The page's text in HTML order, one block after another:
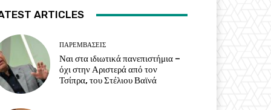
ARTICLES
ΠΑΡΕΜΒΑΣΕΙΣ
Ναι στα ιδιωτικά πανεπιστήμια –
όχι στην Αριστερά από τον
Τσίπρα, του Στέλιου Βαϊνά